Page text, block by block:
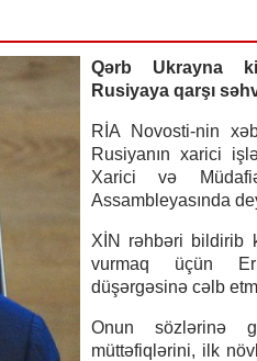
Qərb Ukrayna
Rusiyaya qarşı
RİA Novosti-nin
Rusiyanın xarici
Xarici və
Assambleyasında
XİN rəhbəri bildirib
vurmaq üçün
düşərgəsinə cəlb
Onun sözlərinə
müttəfiqlərini, ilk